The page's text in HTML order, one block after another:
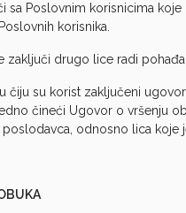
sa Poslovnim korisnicima
korisnika.
drugo lice radi
čiju su korist zaključeni
čineći Ugovor o vršenju
odnosno lica koje